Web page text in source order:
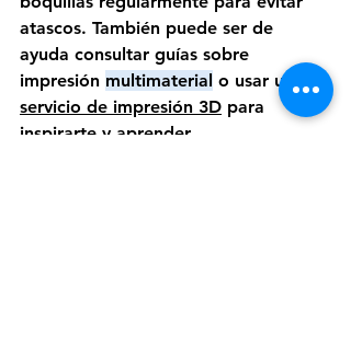
atascos. También puede ser de
ayuda consultar guías sobre
impresión multimaterial o usar un
servicio de impresión 3D para
inspirarte y aprender.